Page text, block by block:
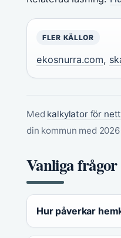
FLER KÄLLOR
ekosnurra.com,
Med kalkylator för
din kommun med
Vanliga frågor
Hur påverkar